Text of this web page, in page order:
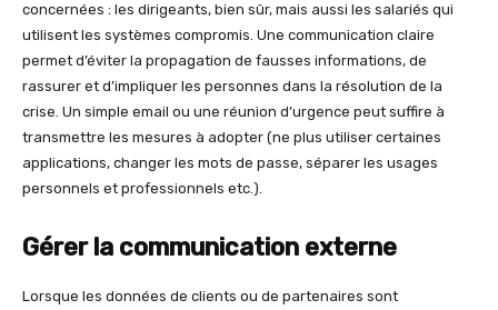
concernées : les dirigeants, bien sûr, mais aussi les salariés qui
utilisent les systèmes compromis. Une communication claire
permet d’éviter la propagation de fausses informations, de
rassurer et d’impliquer les personnes dans la résolution de la
crise. Un simple email ou une réunion d’urgence peut suffire à
transmettre les mesures à adopter (ne plus utiliser certaines
applications, changer les mots de passe, séparer les usages
personnels et professionnels etc.).
Gérer la communication externe
Lorsque les données de clients ou de partenaires sont